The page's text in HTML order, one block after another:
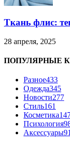
Ткань флис:
28 апреля, 2025
ПОПУЛЯРНЫЕ
Разное433
Одежда345
Новости277
Стиль161
Косметика
Психология
Аксессуары91